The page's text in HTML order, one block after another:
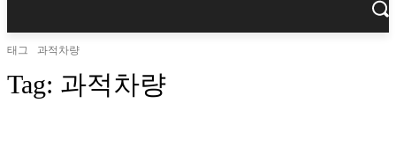
태그 과적차량
Tag: 과적차량